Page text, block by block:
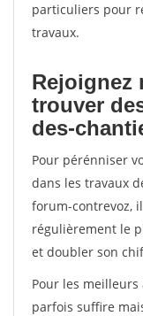
particuliers pour
travaux.
Rejoignez
trouver
des-
Pour pérénniser
dans les travaux
forum-contrevoz,
régulièrement le
et doubler son
Pour les
parfois suffire